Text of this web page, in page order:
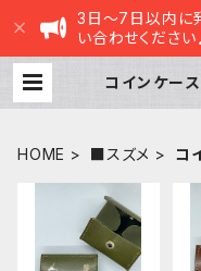
3日～7日以内に
い合わせください
コインケー
HOME ■スズメ コ